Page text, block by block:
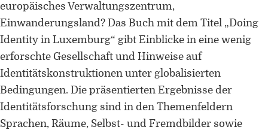
europäisches Verwaltungszentrum,
Einwanderungsland? Das Buch mit dem Titel „Doing
Identity in Luxemburg“ gibt Einblicke in eine wenig
erforschte Gesellschaft und Hinweise auf
Identitätskonstruktionen unter globalisierten
Bedingungen. Die präsentierten Ergebnisse der
Identitätsforschung sind in den Themenfeldern
Sprachen, Räume, Selbst- und Fremdbilder sowie